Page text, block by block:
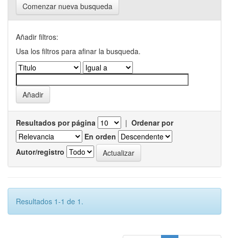
Comenzar nueva busqueda
Añadir filtros:
Usa los filtros para afinar la busqueda.
Resultados por página | Ordenar por
En orden
Autor/registro
Resultados 1-1 de 1.